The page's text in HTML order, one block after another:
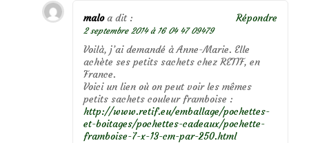
malo a dit :
2 septembre 2014 à 16 04 47 09479
Voilà, j’ai demandé à Anne-Marie. Elle
achète ses petits sachets chez RETIF, en
France.
Voici un lien où on peut voir les mêmes
petits sachets couleur framboise :
http://www.retif.eu/emballage/pochettes-
et-boitages/pochettes-cadeaux/pochette-
framboise-7-x-13-cm-par-250.html
Répondre